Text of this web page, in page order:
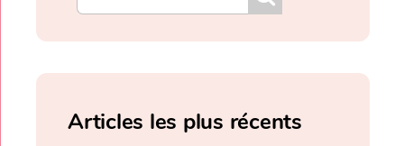
Articles les plus récents